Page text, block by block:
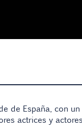
de España, con un
actrices y actores